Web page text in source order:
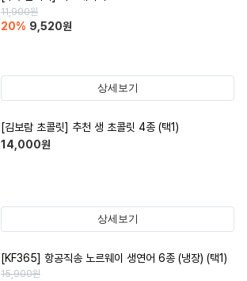
11,900원
20% 9,520원
상세보기
[김보람 초콜릿] 추천 생 초콜릿 4종 (택1)
14,000원
상세보기
[KF365] 항공직송 노르웨이 생연어 6종 (냉장) (택1)
15,900원